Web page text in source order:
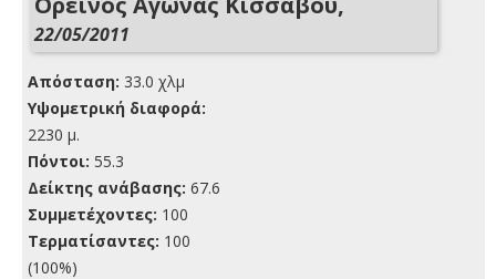
22/05/2011
Απόσταση: 33.0 χλμ
Yψομετρική διαφορά:
2230 μ.
Πόντοι: 55.3
Δείκτης ανάβασης: 67.6
Συμμετέχοντες: 100
Τερματίσαντες: 100
(100%)